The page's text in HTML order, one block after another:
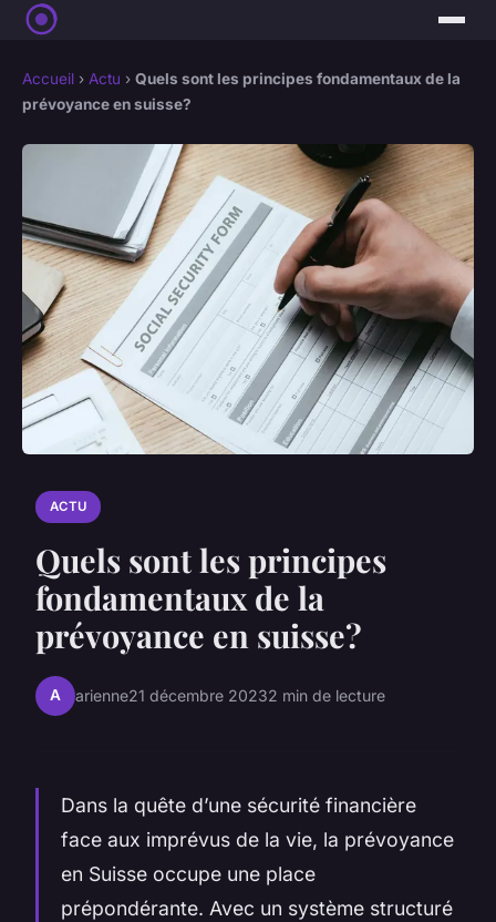
Accueil › Actu › Quels sont les principes fondamentaux de la
prévoyance en suisse?
ACTU
Quels sont les principes
fondamentaux de la
prévoyance en suisse?
A arienne21 décembre 20232 min de lecture
Dans la quête d’une sécurité financière
face aux imprévus de la vie, la prévoyance
en Suisse occupe une place
prépondérante. Avec un système structuré